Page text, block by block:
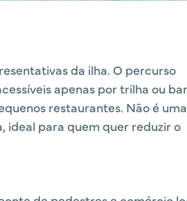
da ilha. O percurso
apenas por trilha ou
restaurantes. Não é uma
ideal para quem quer reduzir o